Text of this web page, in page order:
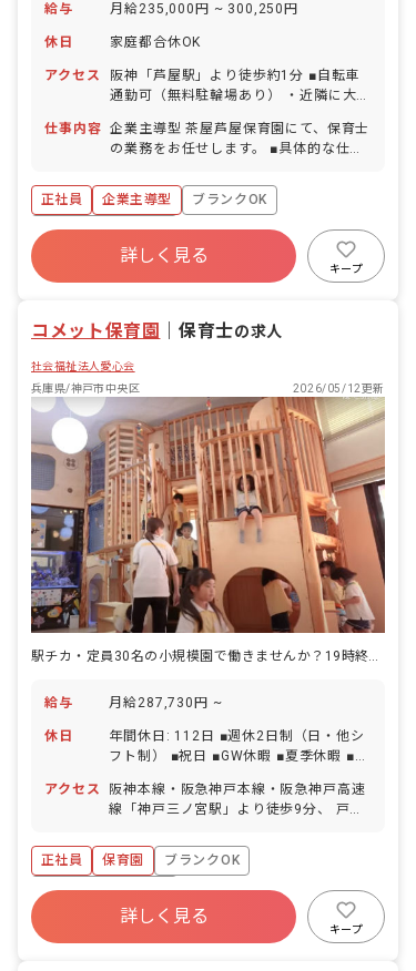
給与 月給235,000円 ~ 300,250円
休日 家庭都合休OK
アクセス
阪神「芦屋駅」より徒歩約1分 ■自転車
通勤可（無料駐輪場あり） ・近隣に大型
してから帰れます！ ・お買い物にも便利
な立地で、春は桜が満開なので清々しい
仕事内容 企業主導型 茶屋芦屋保育園にて、保育士
の業務をお任せします。 ■具体的な仕事
・書類対応：日誌、連絡帳記入など ・そ
の他：行事準備など ■保育をするうえで
大切にしていること ・子どもたちの主体
性やその瞬間の思い、個性・感性を大切
にする保育を心掛けています。例えば、
手にしていい」ということではなく、口
し活動を外から見てみることで、「やっ
てみよう」と思えるのを待っています。
・担任保育士は配置していますが、全職
員で子どもの成長を見守り、職員同士連
携をとりながら、子どもたち一人ひとり
にかかわることを大切にしています。 具
体的には、 ・担任保育士が勤務時間外や
休暇で不在の時はもちろん、子どもの素
敵な姿や気になる姿など見かけたら、担
任保育士に報告し、情報共有を行なって
います。 ・担任クラス以外の子どものか
わいらしいエピソードなども保護者へ積
極的に伝えるようにしています。
正社員 企業主導型
ブランクOK
ボーナス・賞与あり
寮・住宅・家賃補助あり
社会保険完備
残業少なめ
詳しく見る
キープ
コメット保育園 ｜保育士の求人
社会福祉法人愛心会
兵庫県/神戸市中央区
2026/05/12更新
駅チカ・定員30名の小規模園で働きませんか？19時終業・持ち帰りゼロ
給与 月給287,730円 ~
休日
年間休日: 112日 ■週休2日制（日・他シ
フト制） ■祝日 ■GW休暇 ■夏季休暇 ■年
産休育休休暇 ■介護休暇 ■看護休暇
アクセス
阪神本線・阪急神戸本線・阪急神戸高速
線「神戸三ノ宮駅」より徒歩9分、 戸新
鉄西神・山手線「三宮駅」より徒歩11分
※マイカー・自転車通勤も相談OK
正社員 保育園
ブランクOK
ボーナス・賞与あり
寮・住宅・家賃補助あり
社会保険完備
詳しく見る
キープ